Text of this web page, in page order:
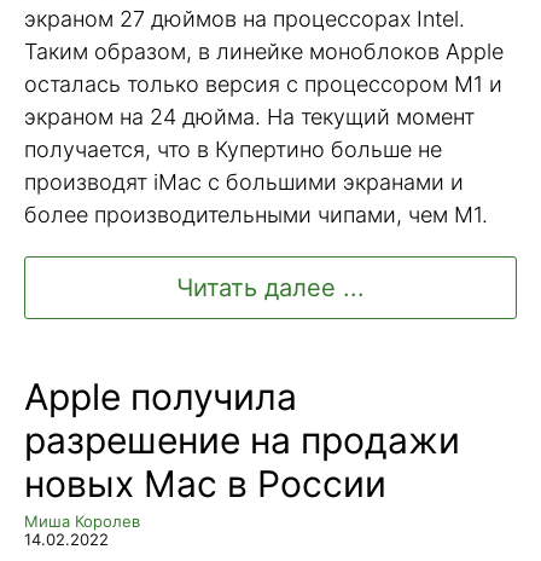
экраном 27 дюймов на процессорах Intel.
Таким образом, в линейке моноблоков Apple
осталась только версия с процессором M1 и
экраном на 24 дюйма. На текущий момент
получается, что в Купертино больше не
производят iMac с большими экранами и
более производительными чипами, чем M1.
Читать далее ...
Apple получила
разрешение на продажи
новых Mac в России
Миша Королев
14.02.2022